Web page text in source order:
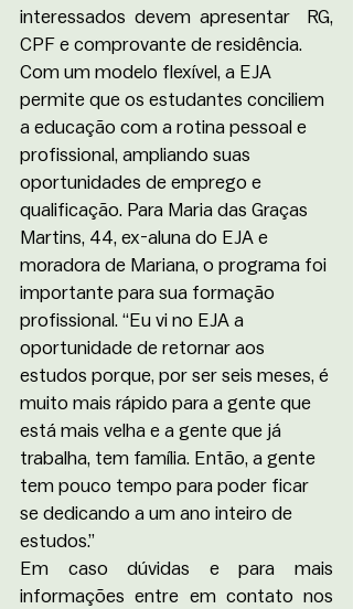
interessados devem apresentar  RG,
CPF e comprovante de residência.
Com um modelo flexível, a EJA
permite que os estudantes conciliem
a educação com a rotina pessoal e
profissional, ampliando suas
oportunidades de emprego e
qualificação. Para Maria das Graças
Martins, 44, ex-aluna do EJA e
moradora de Mariana, o programa foi
importante para sua formação
profissional. “Eu vi no EJA a
oportunidade de retornar aos
estudos porque, por ser seis meses, é
muito mais rápido para a gente que
está mais velha e a gente que já
trabalha, tem família. Então, a gente
tem pouco tempo para poder ficar
se dedicando a um ano inteiro de
estudos.”
Em caso dúvidas e para mais
informações entre em contato nos